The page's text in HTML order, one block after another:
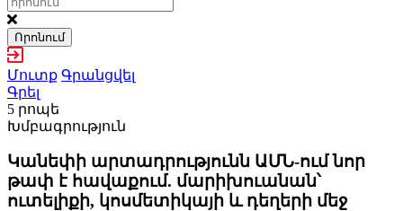
Որոնում
Մուտք Գրանցվել
Գրել
5 րոպե
Խմբագրություն
Կանեփի արտադրությունն ԱՄՆ-ում նոր
թափ է հավաքում. մարիխուանան՝
ուտելիքի, կոսմետիկայի և դեղերի մեջ